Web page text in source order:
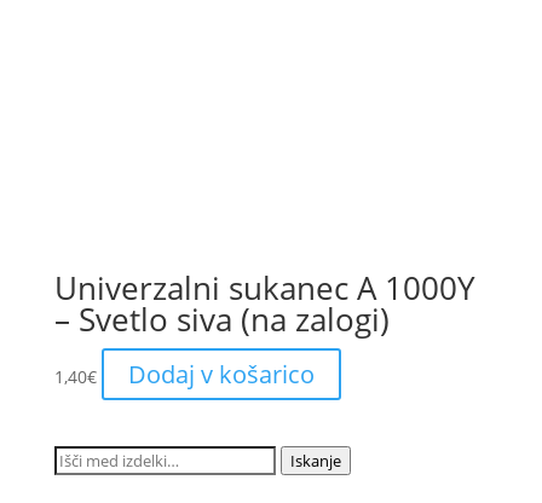
Univerzalni sukanec A 1000Y
– Svetlo siva (na zalogi)
1,40€ Dodaj v košarico
Išči: Iskanje